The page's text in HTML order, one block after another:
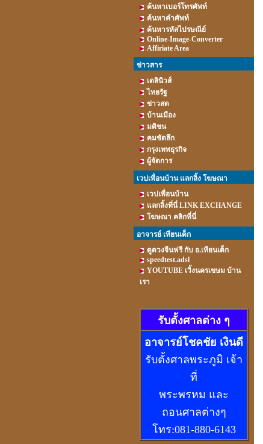
ค้นหาเบอร์โทรศัพท์
ค้นหาคำศัพท์
ค้นหารหัสไปรษณีย์
Online-Image-Converter
Affiriate Area
ข่าวสาร
เดลินิวส์
ไทยรัฐ
ข่าวสด
บ้านเมือง
มติชน
คมชัดลึก
กรุงเทพธุรกิจ
ผู้จัดการ
เวปเพื่อนบ้าน แลกลิ้ง โฆษณา
เวปเพื่อนบ้าน
แลกลิ้งที่นี่ LINK EXCHANGE
โฆษณา คลิกที่นี่
อาจารย์ เทียนเต็ก
ดูดวงจีนฟรี กับ อ.เทียนเต็ก
speedtest.adsl
YOUTUBE เวิ้งนครเขษม บ้าน
เรา
รับตั้งศาลต่าง ๆ
อาจารย์โชคชัย เงินดี
รับตั้งศาลพระภูมิ เจ้า
ที่
พระพรหม และ
ถอนศาลต่างๆ
โทร:081-880-6143